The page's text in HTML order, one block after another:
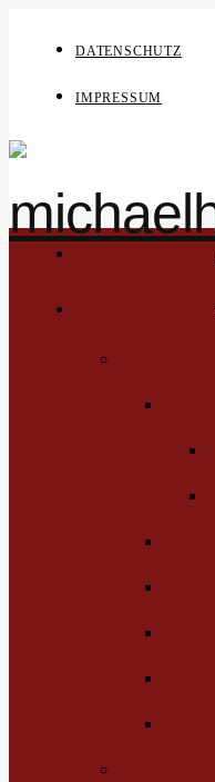
DATENSCHUTZ
IMPRESSUM